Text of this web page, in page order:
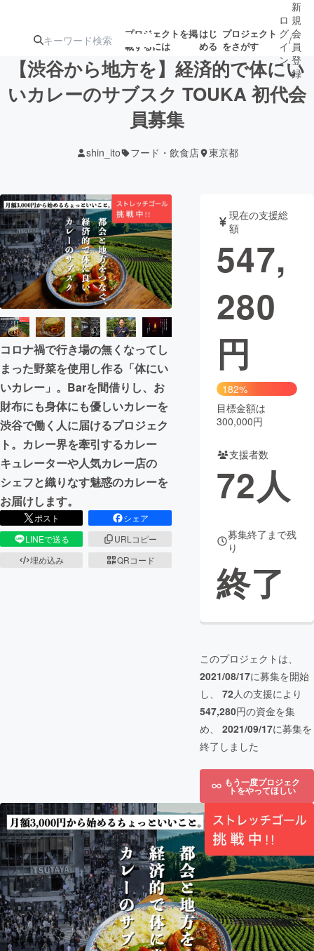
プロジェクトを掲
載するには
はじ
める
プロジェクト
をさがす
注目の新着プロ募集終了が近いプ
テクノロジー・ガジェット
映像・映画 書籍・雑誌
ビジネス・起業 チャレンジ
まちづくり・地域活性化
CAMPFIRE for Social Good
CAMPFIRE Creation
CAMPFIREふるさと納税machi-ya コミュニティ
ロ
グ
イ
ン
/
新
規
会
員
登
録
【渋谷から地方を】経済的で体にい
いカレーのサブスク TOUKA 初代会
員募集
shin_ito フード・飲食店 東京都
コロナ禍で行き場の無くなってし
まった野菜を使用し作る「体にい
いカレー」。Barを間借りし、お
財布にも身体にも優しいカレーを
渋谷で働く人に届けるプロジェク
ト。カレー界を牽引するカレー
キュレーターや人気カレー店の
シェフと織りなす魅惑のカレーを
お届けします。
ポスト
シェア
LINEで送る
URLコピー
埋め込み
QRコード
現在の支援総
額
547,
280
円
182%
目標金額は
300,000円
支援者数
72人
募集終了まで残
り
終了
このプロジェクトは、
2021/08/17に募集を開始
し、 72人の支援により
547,280円の資金を集
め、 2021/09/17に募集を
終了しました
もう一度プロジェク
トをやってほしい